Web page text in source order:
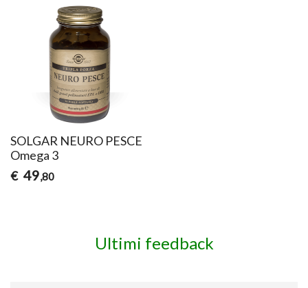
SOLGAR NEURO PESCE
Omega 3
€ 49,80
Ultimi feedback